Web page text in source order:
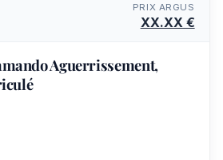
PRIX ARGUS
XX.XX €
Aguerrissement,